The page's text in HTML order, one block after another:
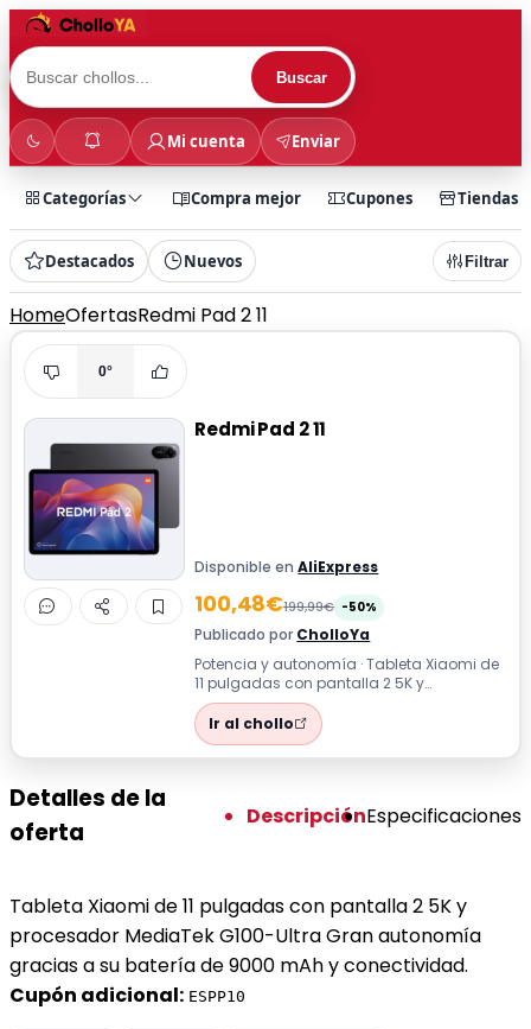
Buscar
Mi cuenta Enviar
Categorías Compra mejor Cupones Tiendas
Destacados Nuevos Filtrar
HomeOfertasRedmi Pad 2 11
0°
Redmi Pad 2 11
Disponible enAliExpress
100,48€199,99€ -50%
Publicado por CholloYa
Potencia y autonomía · Tableta Xiaomi de
11 pulgadas con pantalla 2 5K y
procesador MediaTek G100-Ultra Gran
autonomí...
Ir al chollo
Detalles de la
oferta
DescripciónEspecificaciones
Tableta Xiaomi de 11 pulgadas con pantalla 2 5K y
procesador MediaTek G100-Ultra Gran autonomía
gracias a su batería de 9000 mAh y conectividad.
Cupón adicional: ESPP10